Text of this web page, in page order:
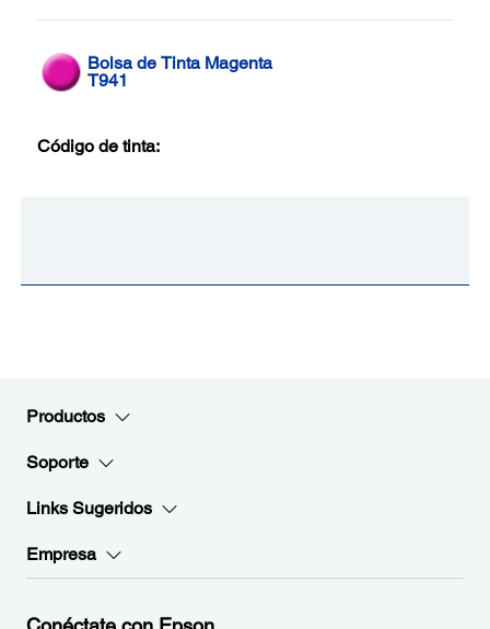
Bolsa de Tinta Magenta
T941
Código de tinta:
Productos
Soporte
Links Sugeridos
Empresa